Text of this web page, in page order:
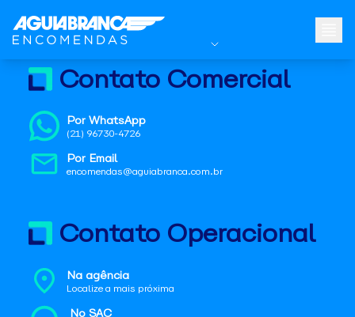
Contato Comercial
Por WhatsApp
(21) 96730-4726
Por Email
encomendas@aguiabranca.com.br
Contato Operacional
Na agência
Localize a mais próxima
No SAC